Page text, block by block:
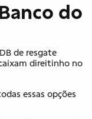
do
de resgate
direitinho no
essas opções